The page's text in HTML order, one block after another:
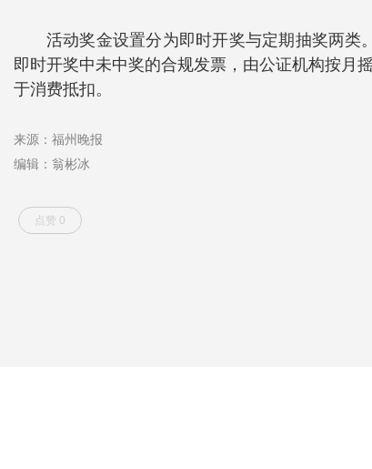
活动奖金设置分为即时开奖与定期抽奖两类
即时开奖中未中奖的合规发票，由公证机构按月
于消费抵扣。
来源：福州晚报
编辑：翁彬冰
点赞 0